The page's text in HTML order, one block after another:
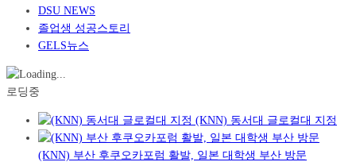
DSU NEWS
졸업생 성공스토리
GELS뉴스
로딩중
(KNN) 동서대 글로컬대 지정
(KNN) 부산 후쿠오카포럼 활발, 일본 대학생 부산 방문